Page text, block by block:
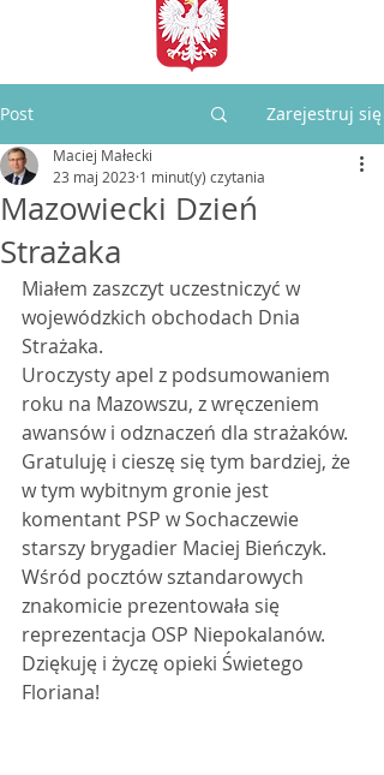
Post Zarejestruj się
Mazowiecki Dzień
Strażaka
Maciej Małecki
23 maj 2023 1 minut(y) czytania
Miałem zaszczyt uczestniczyć w
wojewódzkich obchodach Dnia
Strażaka.
Uroczysty apel z podsumowaniem
roku na Mazowszu, z wręczeniem
awansów i odznaczeń dla strażaków.
Gratuluję i cieszę się tym bardziej, że
w tym wybitnym gronie jest
komentant PSP w Sochaczewie
starszy brygadier Maciej Bieńczyk.
Wśród pocztów sztandarowych
znakomicie prezentowała się
reprezentacja OSP Niepokalanów.
Dziękuję i życzę opieki Świetego
Floriana!